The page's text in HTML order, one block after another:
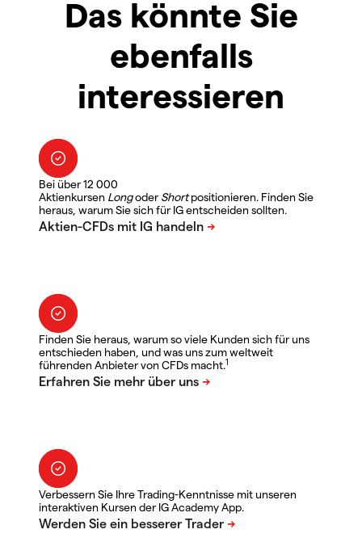
Das könnte Sie
ebenfalls
interessieren
Bei über 12 000
Aktienkursen LongoderShortpositionieren. Finden Sie
heraus, warum Sie sich für IG entscheiden sollten.
Finden Sie heraus, warum so viele Kunden sich für uns
entschieden haben, und was uns zum weltweit
führenden Anbieter von CFDs macht.1
Verbessern Sie Ihre Trading-Kenntnisse mit unseren
interaktiven Kursen der IG Academy App.